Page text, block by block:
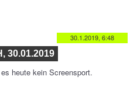
30.1.2019, 6:48
30.01.2019
heute kein Screensport.